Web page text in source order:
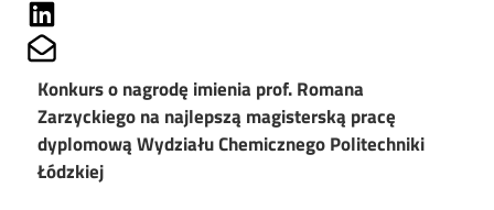
Konkurs o nagrodę imienia prof. Romana
Zarzyckiego na najlepszą magisterską pracę
dyplomową Wydziału Chemicznego Politechniki
Łódzkiej